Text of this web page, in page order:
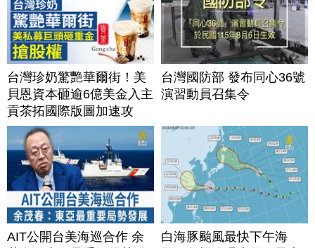
台灣珍奶驚艷華爾街！美
貝恩資本砸逾6億美金入主
貢茶拓國際版圖加速攻
美？｜#財經新聞｜
20260806(四)
台灣國防部 發布同心36號
演習動員召集令
AIT公開台美海巡合作 余
白海豚颱風最快下午海